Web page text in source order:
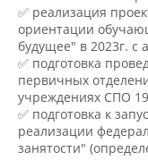
ориентации
будущее" в 2023г. с
✅ подготовка
первичных
учреждениях СПО
✅ подготовка к
реализации
занятости"
профессионального